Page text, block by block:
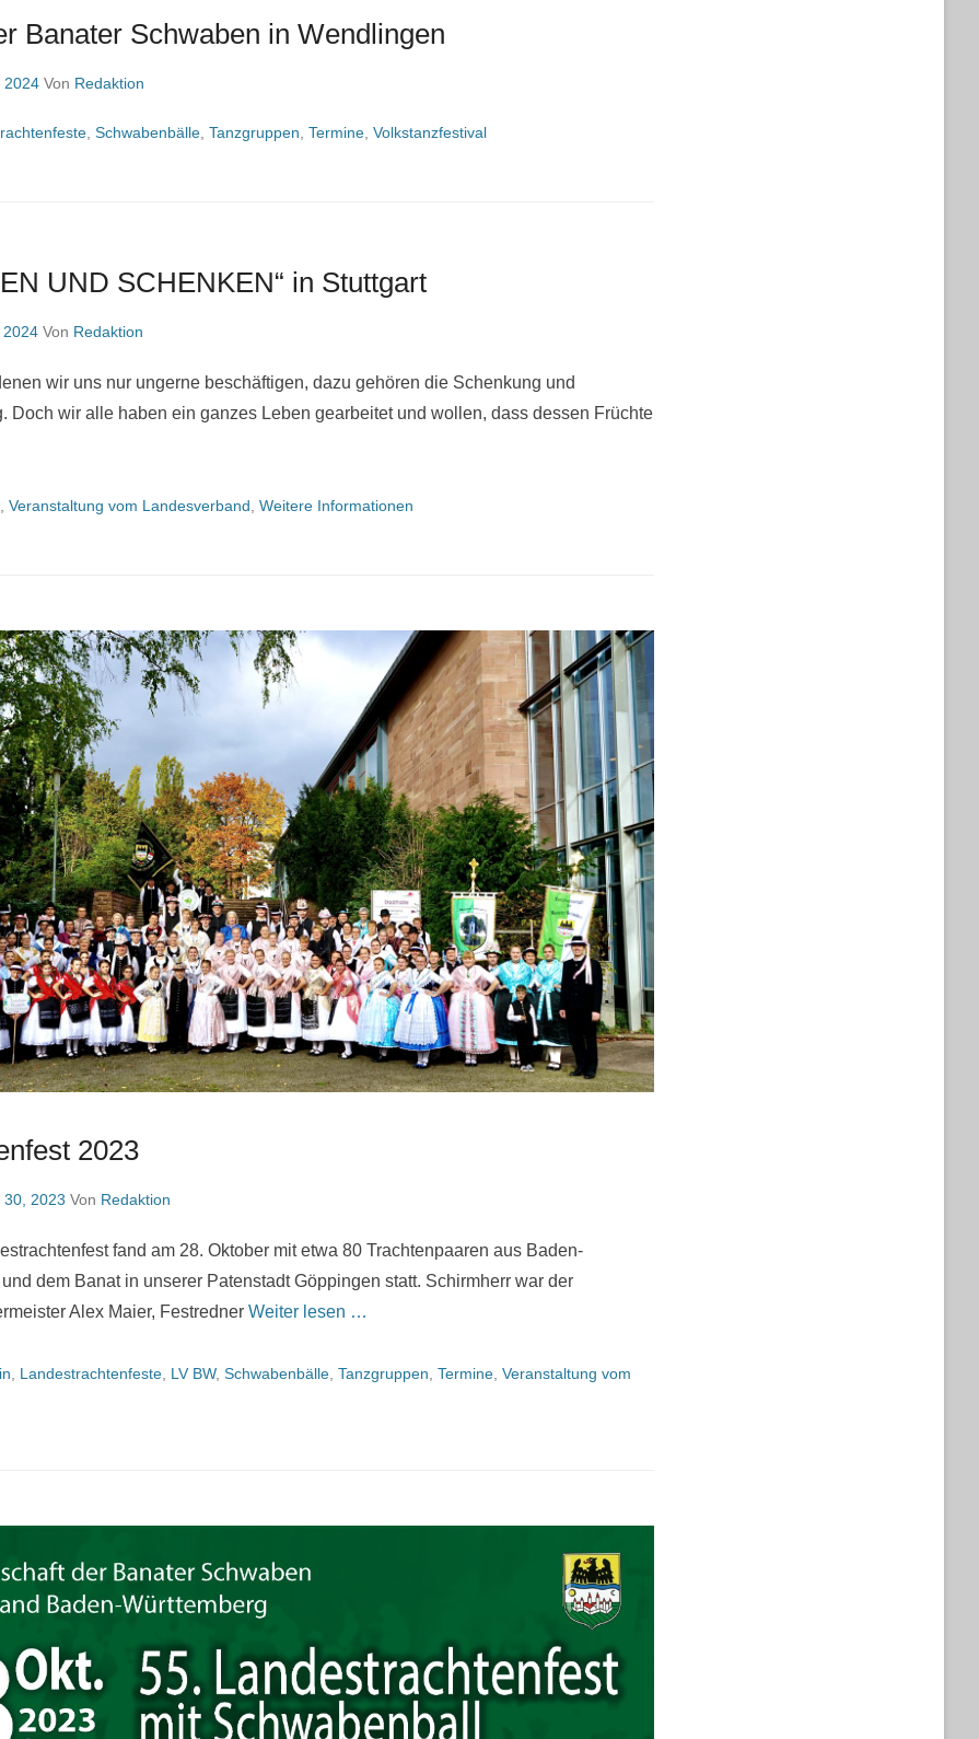
Banater Schwaben in Wendlingen
2024 Von Redaktion
Schwabenbälle Tanzgruppen Termine Volkstanzfestival
UND SCHENKEN“ in Stuttgart
2024 Von Redaktion
wir uns nur ungerne beschäftigen, dazu gehören die Schenkung und
Doch wir alle haben ein ganzes Leben gearbeitet und wollen, dass dessen Früchte
Veranstaltung vom Landesverband Weitere Informationen
2023
30, 2023 Von Redaktion
fand am 28. Oktober mit etwa 80 Trachtenpaaren aus Baden-
dem Banat in unserer Patenstadt Göppingen statt. Schirmherr war der
Alex Maier, Festredner Weiter lesen …
Landestrachtenfeste LV BW, Schwabenbälle Tanzgruppen Termine Veranstaltung vom